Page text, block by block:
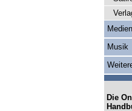
Musik
Die